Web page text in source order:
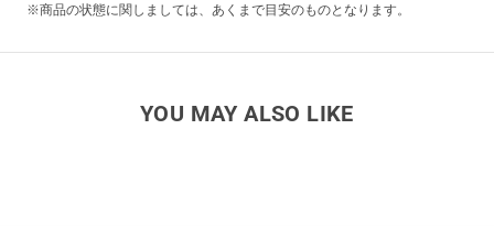
※商品の状態に関しましては、あくまで目安のものとなります。
YOU MAY ALSO LIKE